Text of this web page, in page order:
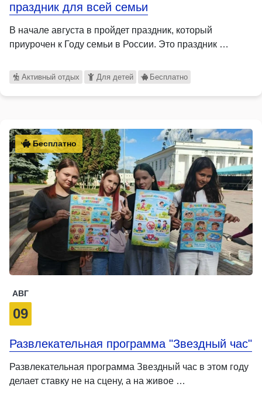
праздник для всей семьи
В начале августа в пройдет праздник, который
приурочен к Году семьи в России. Это праздник …
Активный отдых Для детей Бесплатно
Бесплатно
АВГ
09
Развлекательная программа "Звездный час"
Развлекательная программа Звездный час в этом году
делает ставку не на сцену, а на живое …